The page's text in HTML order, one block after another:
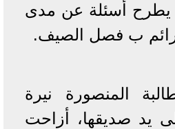
يطرح أسئلة عن مدى
ب فصل الصيف.
المنصورة نيرة
يد صديقها، أزاحت